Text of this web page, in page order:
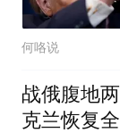
何咯说
战俄腹地
克兰恢复